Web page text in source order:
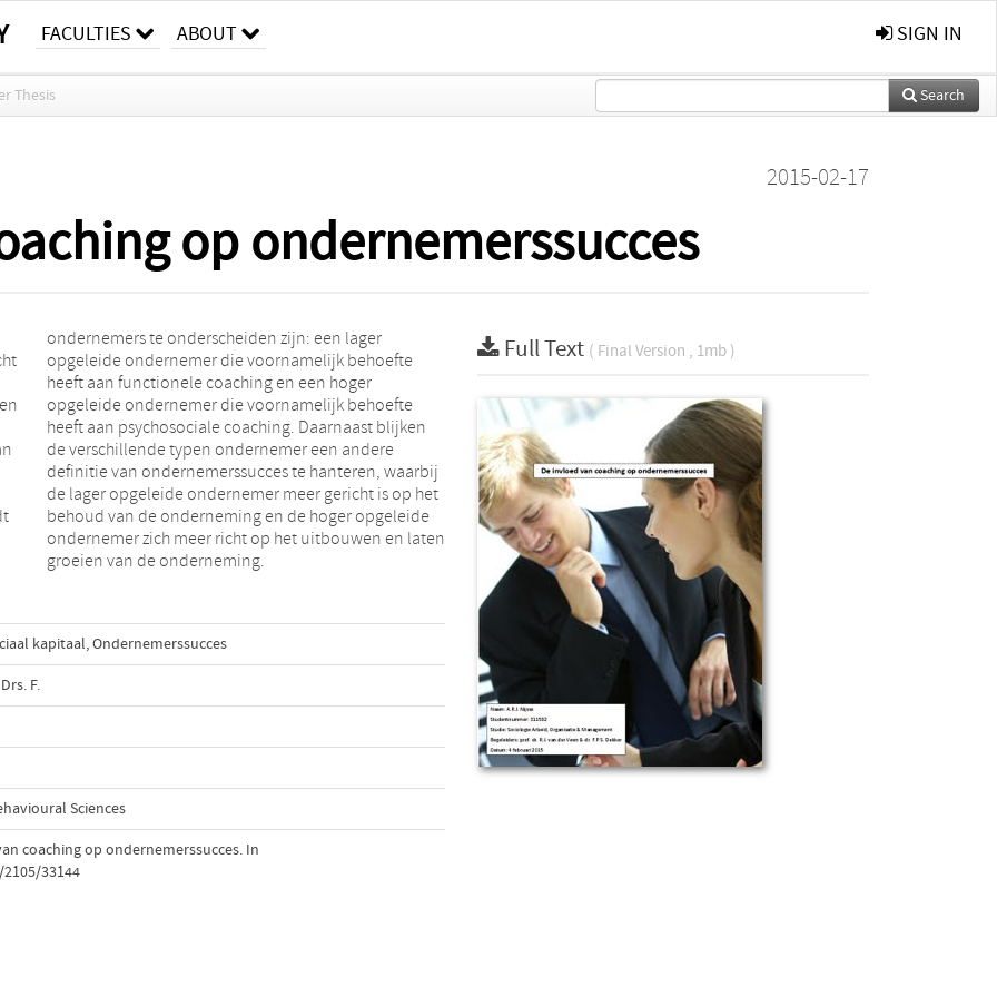
FACULTIES ABOUT SIGN IN
Thesis Search
2015-02-17
op ondernemerssucces
groeien van de onderneming.
kapitaal,Ondernemerssucces
F.
Sciences
coaching op ondernemerssucces. In
33144
Full Text ( Final Version , 1mb )